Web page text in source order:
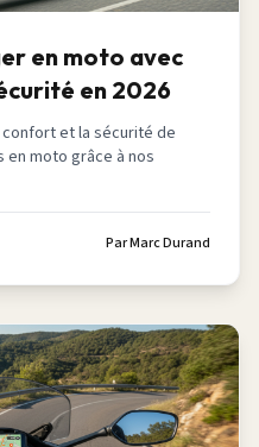
en moto avec
en 2026
et la sécurité de
moto grâce à nos
ParMarc Durand